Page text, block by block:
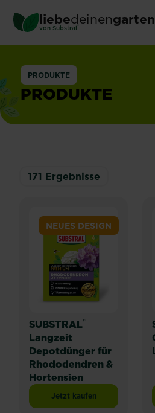
main
content
liebedeinengarten
von Substral ®
PRODUKTE
PRODUKTE
171 Ergebnisse
SUBSTRAL®
Langzeit
Depotdünger für
Rhododendren &
Hortensien
Jetzt kaufenSUBSTRAL®
NEUES DESIGN